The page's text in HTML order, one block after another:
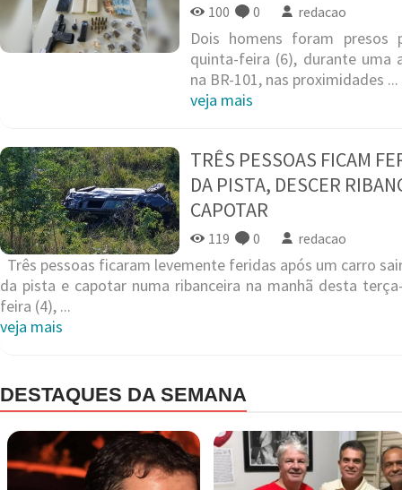
100 0 redacao
Dois homens foram
quinta-feira (6), durante uma
na BR-101, nas proximidades ...
veja mais
TRÊS PESSOAS FICAM
DA PISTA, DESCER
CAPOTAR
119 0 redacao
Três pessoas ficaram levemente feridas após um carro
da pista e capotar numa ribanceira na manhã desta
feira (4), ...
veja mais
DESTAQUES DA SEMANA